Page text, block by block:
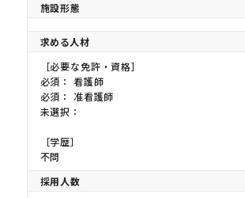
施設形態
求める人材
［必要な免許・資格］
必須： 看護師
必須： 准看護師
未選択：
［学歴］
不問
採用人数